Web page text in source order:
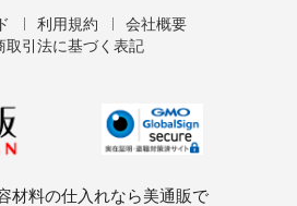
利用規約
会社概要
取引法に基づく表記
材料の仕入れなら美通販で